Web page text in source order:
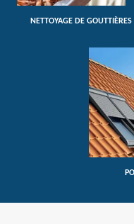
NETTOYAGE DE GOUTTIÈRES